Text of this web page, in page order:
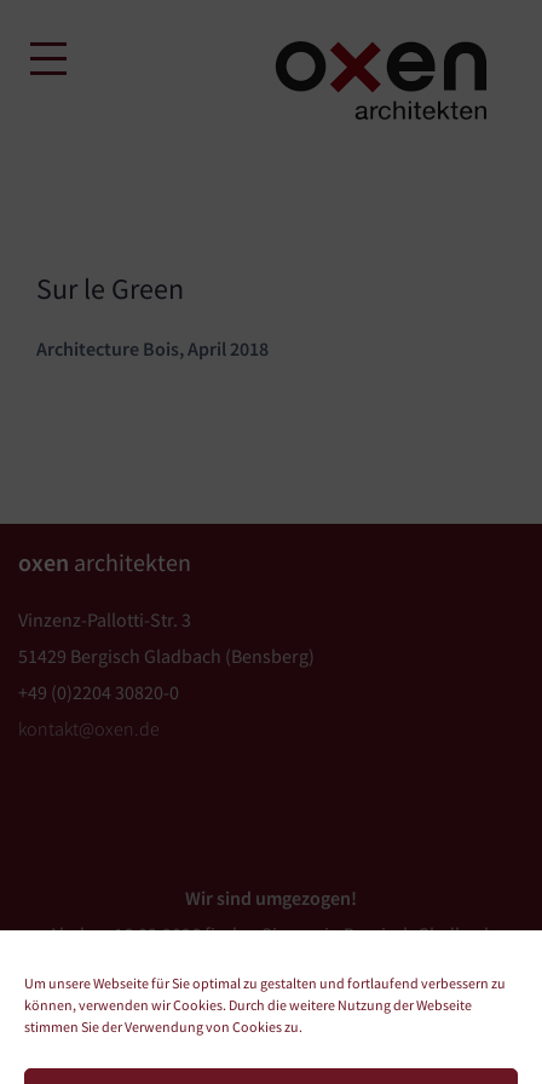
Um unsere Webseite für Sie optimal zu gestalten und fortlaufend verbessern zu
können, verwenden wir Cookies. Durch die weitere Nutzung der Webseite
stimmen Sie der Verwendung von Cookies zu.
Sur le Green
Architecture Bois, April 2018
oxen architekten
Vinzenz-Pallotti-Str. 3
51429 Bergisch Gladbach (Bensberg)
+49 (0)2204 30820-0
kontakt@oxen.de
Wir sind umgezogen!
Ab dem 16.03.2026 finden Sie uns in Bergisch Gladbach